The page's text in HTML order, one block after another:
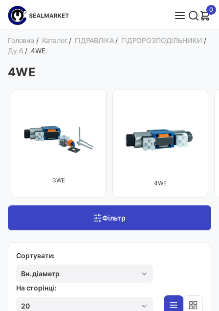
0
Головна / Каталог / ГІДРАВЛІКА / ГІДРОРОЗПОДІЛЬНИКИ /
Ду.6 / 4WE
4WE
3WE 4WE
Фільтр
Сортувати:
Вн. діаметр
На сторінці:
20